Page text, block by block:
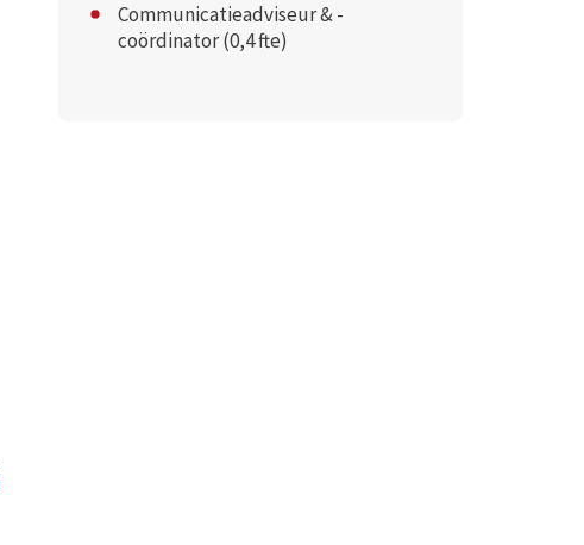
Communicatieadviseur & -
coördinator (0,4 fte)